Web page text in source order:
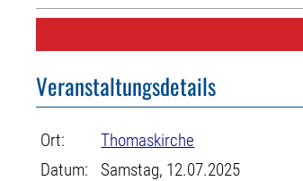
Veranstaltungsdetails
Ort:
Thomaskirche
Datum:
Samstag, 12.07.2025